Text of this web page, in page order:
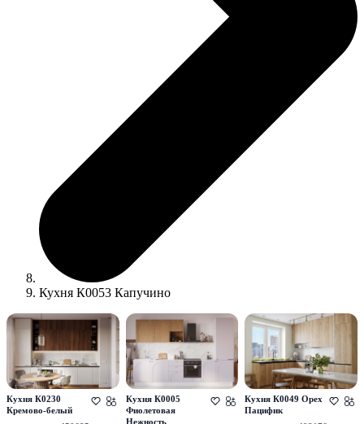
Кухня К0053 Капучино
Кухня К0230
Кремово-белый
Кухня К0005
Фиолетовая
Нежность
Кухня К0049 Орех
Пацифик